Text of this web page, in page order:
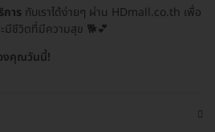
การ กับเราได้ง่ายๆ ผ่าน HDmall.co.th เพื่อ
ชีวิตที่มีความสุข 🐕💕
งคุณวันนี้!